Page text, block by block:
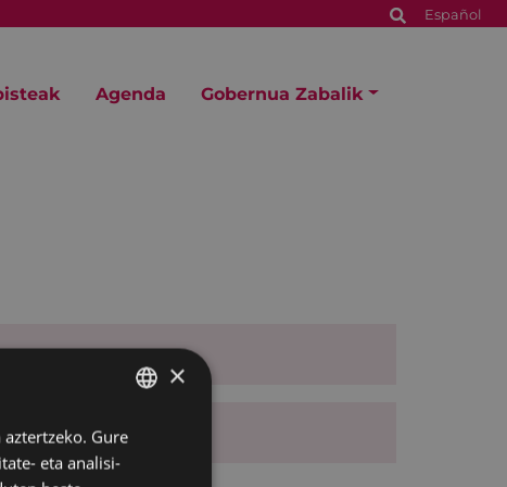
Español
Agenda Gobernua Zabalik
BASQUE
SPANISH
×
Gure
eta analisi-